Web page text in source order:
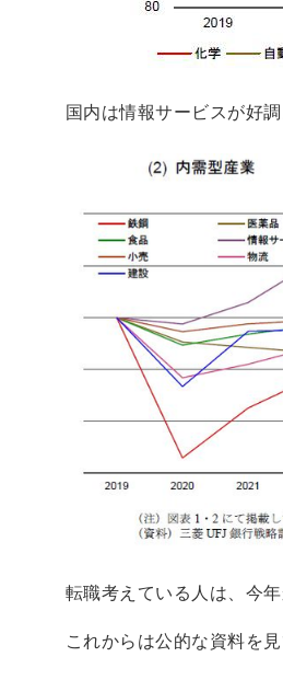
国内は情報サービスが好
転職考えている人は、今
これからは公的な資料を